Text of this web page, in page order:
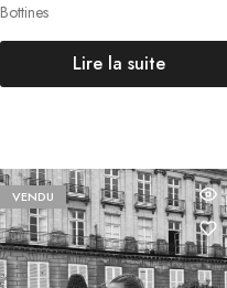
Bottines
Lire la suite
VENDU